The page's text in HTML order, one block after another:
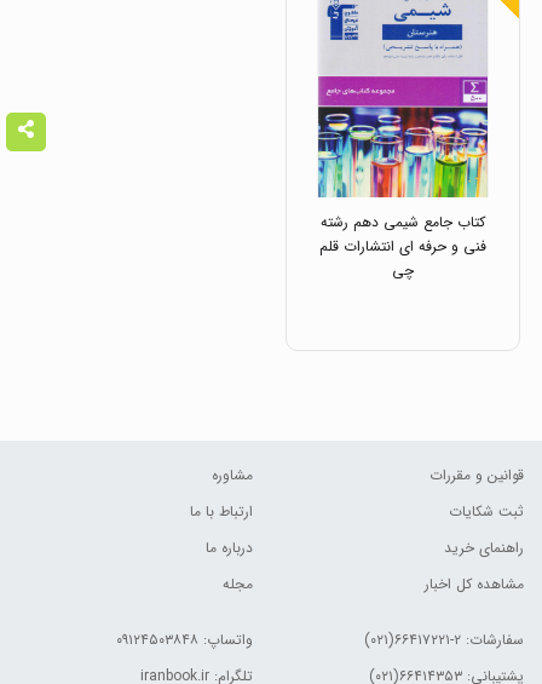
کتاب جامع شیمی دهم رشته
فنی و حرفه ای انتشارات قلم
چی
قوانین و مقررات
ثبت شکایات
راهنمای خرید
مشاهده کل اخبار
مشاوره
ارتباط با ما
درباره ما
مجله
سفارشات: ۲-۶۶۴۱۷۲۲۱(۰۲۱)
پشتیبانی: ۶۶۴۱۴۳۵۳(۰۲۱)
واتساپ: ۰۹۱۲۴۵۰۳۸۴۸
تلگرام: iranbook.ir